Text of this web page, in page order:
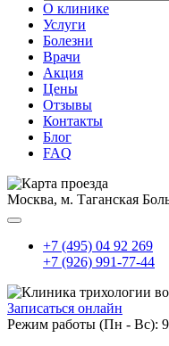
О клинике
Услуги
Болезни
Врачи
Акция
Цены
Отзывы
Контакты
Блог
FAQ
Москва, м. Таганская
+7 (495) 04 92 269
+7 (926) 991-77-44
Записаться онлайн
Режим работы (Пн - Вс):